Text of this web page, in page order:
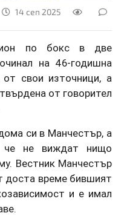
14 сеп 2025
по бокс в две
на 46-годишна
от свои източници, а
от говорител
си в Манчестър, а
че не виждат нищо
Вестник Манчестър
доста време бившият
и е имал